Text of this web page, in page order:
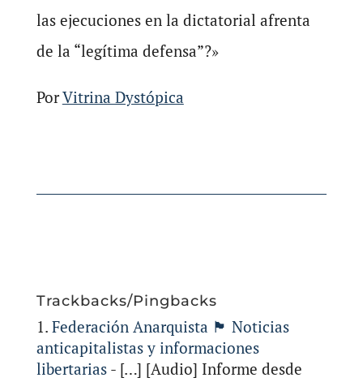
las ejecuciones en la dictatorial afrenta
de la “legítima defensa”?»
PorVitrina Dystópica
Trackbacks/Pingbacks
Federación Anarquista 🏴 Noticias
anticapitalistas y informaciones
libertarias- […] [Audio] Informe desde